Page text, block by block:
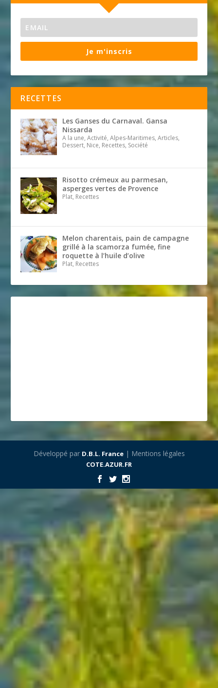
Je m'inscris
RECETTES
Les Ganses du Carnaval. Gansa
Nissarda
A la une, Activité, Alpes-Maritimes, Articles,
Dessert, Nice, Recettes, Société
Risotto crémeux au parmesan,
asperges vertes de Provence
Plat, Recettes
Melon charentais, pain de campagne
grillé à la scamorza fumée, fine
roquette à l’huile d’olive
Plat, Recettes
Développé par D.B.L. France| Mentions légales
COTE.AZUR.FR